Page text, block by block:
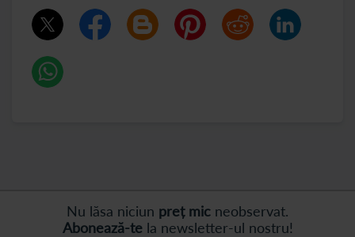
Nu lăsa niciun preț mic neobservat.
Abonează-tela newsletter-ul nostru!